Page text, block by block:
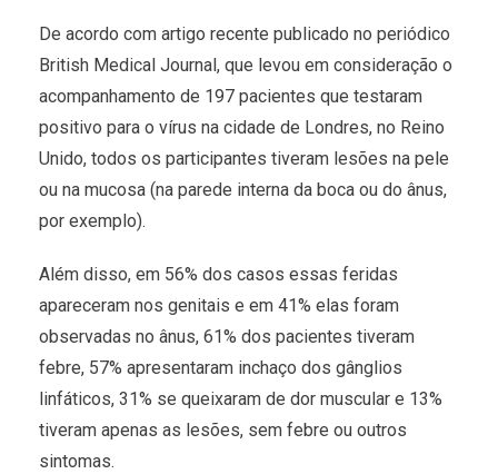
De acordo com artigo recente publicado no periódico
British Medical Journal, que levou em consideração o
acompanhamento de 197 pacientes que testaram
positivo para o vírus na cidade de Londres, no Reino
Unido, todos os participantes tiveram lesões na pele
ou na mucosa (na parede interna da boca ou do ânus,
por exemplo).
Além disso, em 56% dos casos essas feridas
apareceram nos genitais e em 41% elas foram
observadas no ânus, 61% dos pacientes tiveram
febre, 57% apresentaram inchaço dos gânglios
linfáticos, 31% se queixaram de dor muscular e 13%
tiveram apenas as lesões, sem febre ou outros
sintomas.